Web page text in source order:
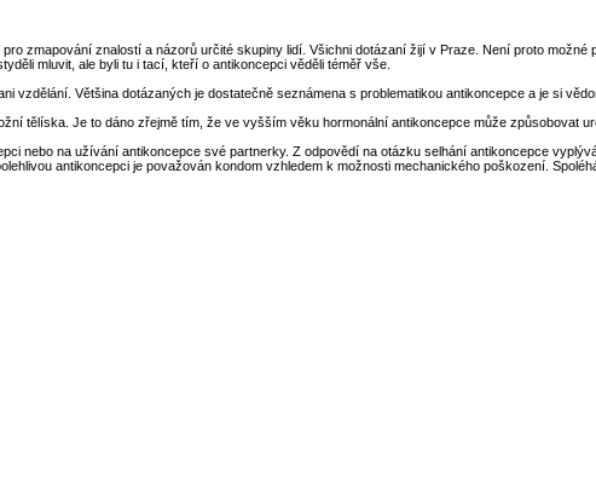
zmapování znalostí a názorů určité skupiny lidí. Všichni dotázaní žijí v Praze. Není proto
mluvit, ale byli tu i tací, kteří o antikoncepci věděli téměř vše.
Většina dotázaných je dostatečně seznámena s problematikou antikoncepce a je si
tělíska. Je to dáno zřejmě tím, že ve vyšším věku hormonální antikoncepce může způsobovat
nebo na užívání antikoncepce své partnerky. Z odpovědí na otázku selhání antikoncepce
antikoncepci je považován kondom vzhledem k možnosti mechanického poškození.